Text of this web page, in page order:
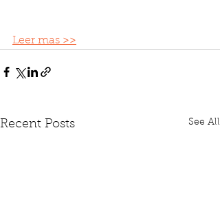
Leer mas >>
Recent Posts See All